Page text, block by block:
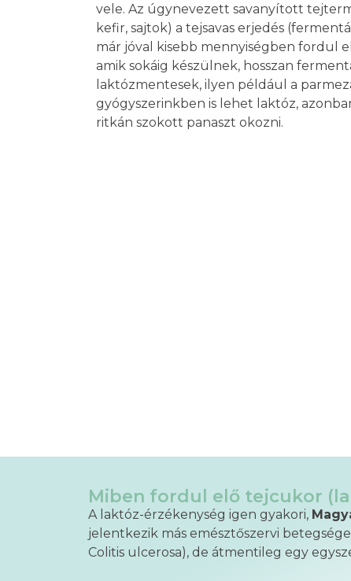
vele. Az úgynevezett savanyított
kefir, sajtok) a tejsavas erjedés
már jóval kisebb mennyiségben fordul
amik sokáig készülnek, hosszan
laktózmentesek, ilyen például a
gyógyszerinkben is lehet laktóz,
ritkán szokott panaszt okozni.
Miben fordul elő tejcukor
A laktóz-érzékenység igen gyakori,
jelentkezik más emésztőszervi
Colitis ulcerosa), de átmentileg egy